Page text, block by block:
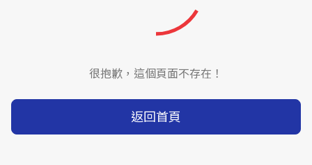
很抱歉，這個頁面不存在！
返回首頁